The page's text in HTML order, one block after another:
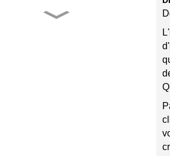
Filtre à carburant pour